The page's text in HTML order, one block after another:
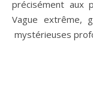
précisément aux
Vague extrême,
mystérieuses